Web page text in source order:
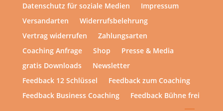
Datenschutz für soziale Medien
Impressum
Versandarten
Widerrufsbelehrung
Vertrag widerrufen
Zahlungsarten
Coaching Anfrage
Shop
Presse & Media
gratis Downloads
Newsletter
Feedback 12 Schlüssel
Feedback zum Coaching
Feedback Business Coaching
Feedback Bühne frei